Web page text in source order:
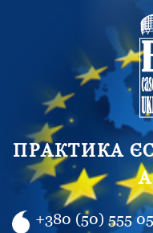
ПРАКТИКА
+380 (50) 555